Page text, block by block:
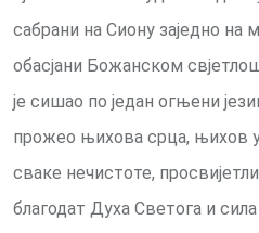
сабрани на Сиону заједно на
обасјани Божанском
је сишао по један огњени
прожео њихова срца, њихов
сваке нечистоте,
благодат Духа Светога и